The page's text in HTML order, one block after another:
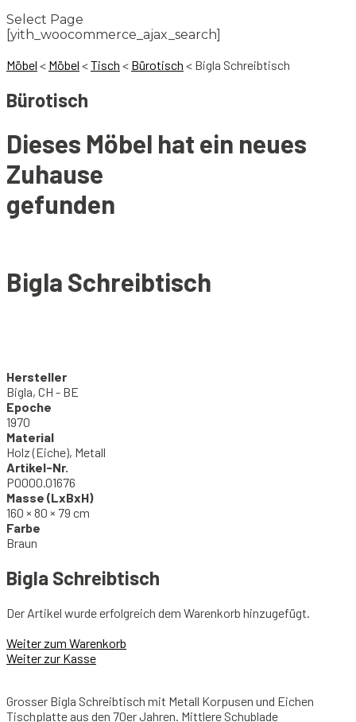
Select Page
[yith_woocommerce_ajax_search]
Möbel < Möbel <Tisch < Bürotisch < Bigla Schreibtisch
Bürotisch
Dieses Möbel hat ein neues
Zuhause
gefunden
Bigla Schreibtisch
Hersteller
Bigla, CH - BE
Epoche
1970
Material
Holz (Eiche), Metall
Artikel-Nr.
P0000.01676
Masse (LxBxH)
160 × 80 × 79 cm
Farbe
Braun
Bigla Schreibtisch
Der Artikel wurde erfolgreich dem Warenkorb hinzugefügt.
Weiter zum Warenkorb
Weiter zur Kasse
Grosser Bigla Schreibtisch mit Metall Korpusen und Eichen
Tischplatte aus den 70er Jahren. Mittlere Schublade